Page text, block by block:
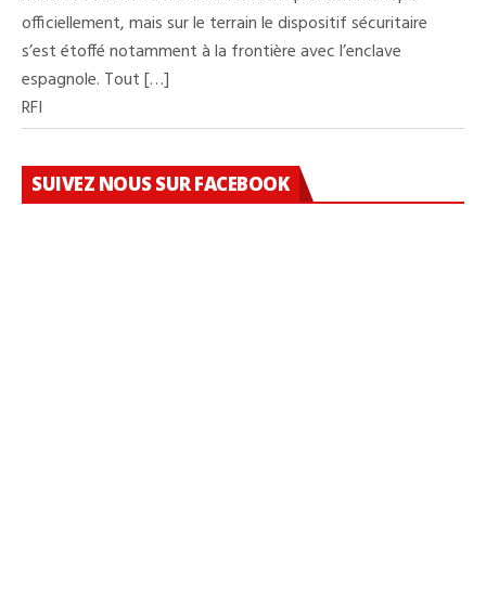
officiellement, mais sur le terrain le dispositif sécuritaire
s’est étoffé notamment à la frontière avec l’enclave
espagnole. Tout […]
RFI
SUIVEZ NOUS SUR FACEBOOK